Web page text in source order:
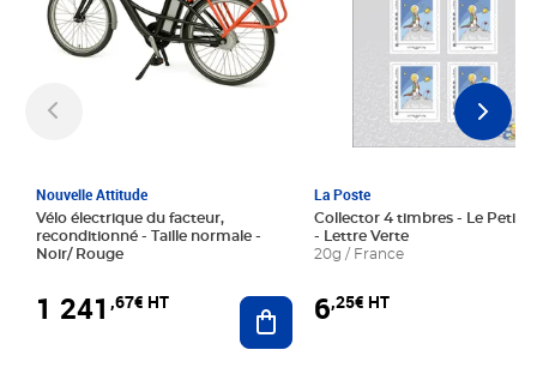
Nouvelle Attitude
Vélo électrique du facteur,
reconditionné - Taille normale -
Noir/ Rouge
1 241 ,67€ HT Ajouter au panier
La Poste
Collector 4 timbres - Le Petit
- Lettre Verte
20g / France
6,25€ HT